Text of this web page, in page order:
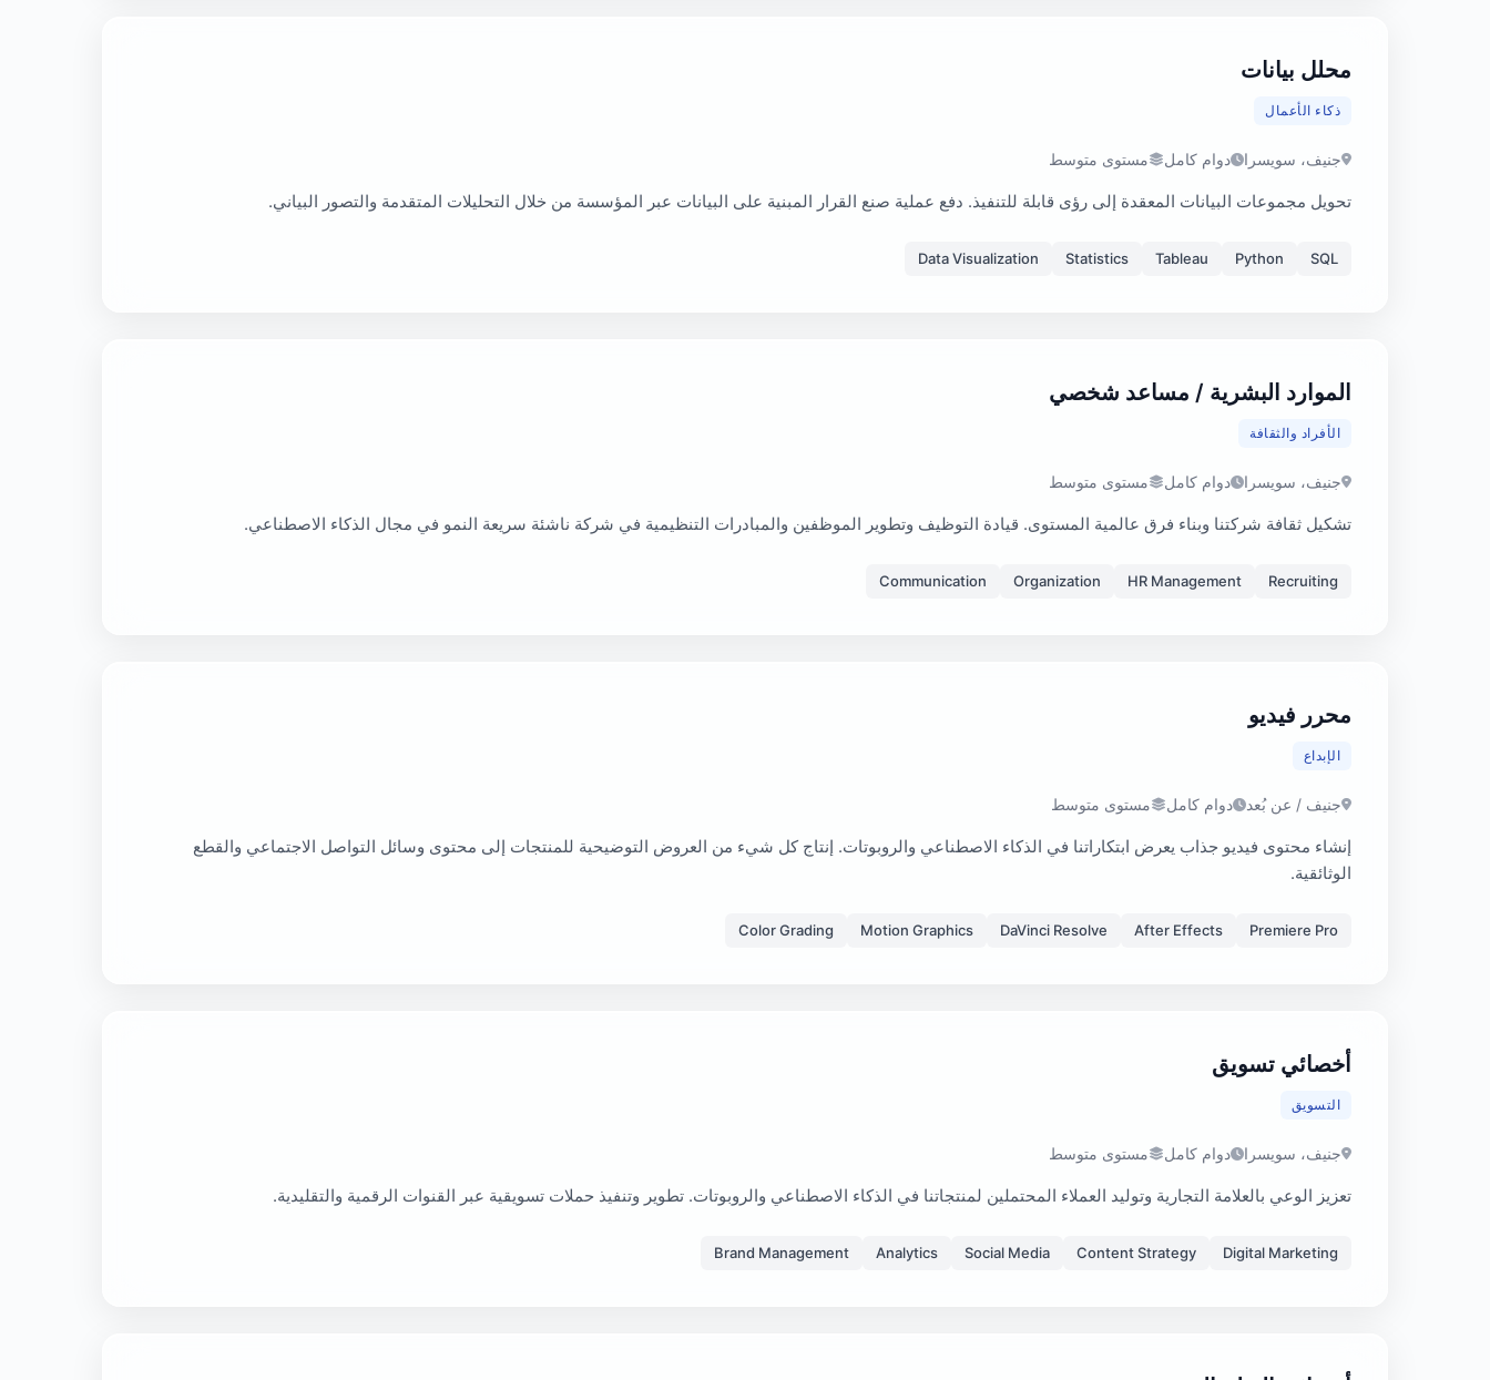
محلل بيانات
ذكاء الأعمال
جنيف، سويسرا دوام كامل مستوى متوسط
تحويل مجموعات البيانات المعقدة إلى رؤى قابلة للتنفيذ. دفع عملية صنع القرار المبنية على البيانات عبر المؤسسة من خلال التحليلات المتقدمة والتصور البياني.
SQL
Python
Tableau
Statistics
Data Visualization
الموارد البشرية / مساعد شخصي
الأفراد والثقافة
جنيف، سويسرا دوام كامل مستوى متوسط
تشكيل ثقافة شركتنا وبناء فرق عالمية المستوى. قيادة التوظيف وتطوير الموظفين والمبادرات التنظيمية في شركة ناشئة سريعة النمو في مجال الذكاء الاصطناعي.
Recruiting
HR Management
Organization
Communication
محرر فيديو
الإبداع
جنيف / عن بُعد دوام كامل مستوى متوسط
إنشاء محتوى فيديو جذاب يعرض ابتكاراتنا في الذكاء الاصطناعي والروبوتات. إنتاج كل شيء من العروض التوضيحية للمنتجات إلى محتوى وسائل التواصل الاجتماعي والقطع
الوثائقية.
Premiere Pro
After Effects
DaVinci Resolve
Motion Graphics
Color Grading
أخصائي تسويق
التسويق
جنيف، سويسرا دوام كامل مستوى متوسط
تعزيز الوعي بالعلامة التجارية وتوليد العملاء المحتملين لمنتجاتنا في الذكاء الاصطناعي والروبوتات. تطوير وتنفيذ حملات تسويقية عبر القنوات الرقمية والتقليدية.
Digital Marketing
Content Strategy
Social Media
Analytics
Brand Management